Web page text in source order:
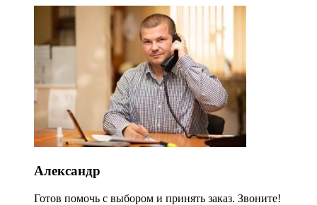
Александр
Готов помочь с выбором и принять заказ. Звоните!